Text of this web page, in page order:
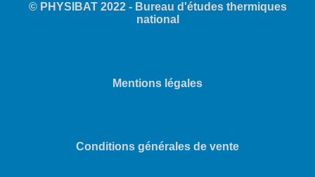
© PHYSIBAT 2022 - Bureau d'études thermiques
national
Mentions légales
Conditions générales de vente